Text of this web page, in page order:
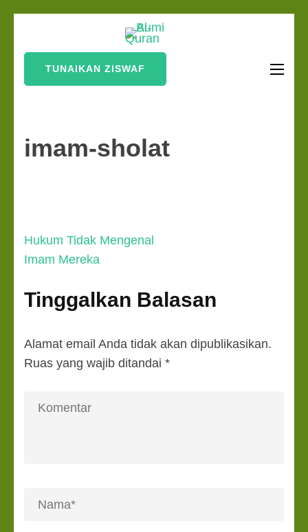
(Tekan
Kebahagiaan Dunia-
TUNAIKAN ZISWAF
imam-sholat
Navigasi
pos
Hukum Tidak Mengenal
Imam Mereka
Tinggalkan Balasan
Alamat email Anda tidak akan dipublikasikan.
Ruas yang wajib ditandai *